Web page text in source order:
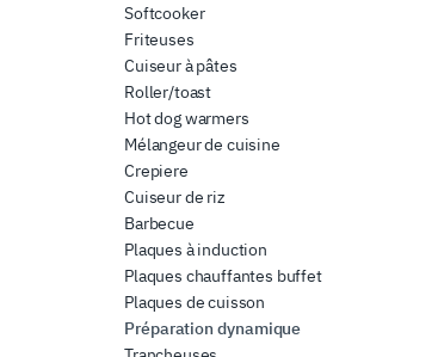
Softcooker
Friteuses
Cuiseur à pâtes
Roller/toast
Hot dog warmers
Mélangeur de cuisine
Crepiere
Cuiseur de riz
Barbecue
Plaques à induction
Plaques chauffantes buffet
Plaques de cuisson
Préparation dynamique